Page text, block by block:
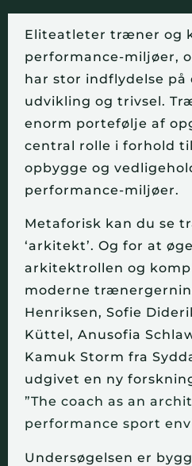
Eliteatleter træner og
performance-miljøer,
har stor indflydelse
udvikling og trivsel.
enorm portefølje af
central rolle i forhold
opbygge og
performance-miljøer.
Metaforisk kan du se
‘arkitekt’. Og for at
arkitektrollen og
moderne
Henriksen, Sofie
Küttel, Anusofia
Kamuk Storm fra
udgivet en ny
”The coach as an
performance sport
Undersøgelsen er